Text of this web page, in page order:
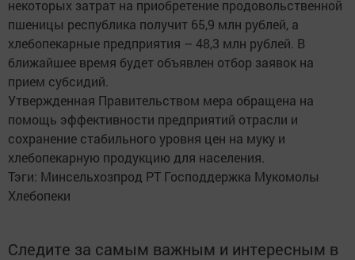
некоторых затрат на приобретение продовольственной
пшеницы республика получит 65,9 млн рублей, а
хлебопекарные предприятия – 48,3 млн рублей. В
ближайшее время будет объявлен отбор заявок на
прием субсидий.
Утвержденная Правительством мера обращена на
помощь эффективности предприятий отрасли и
сохранение стабильного уровня цен на муку и
хлебопекарную продукцию для населения.
Тэги: Минсельхозпрод РТ Господдержка Мукомолы
Хлебопеки
Следите за самым важным и интересным в